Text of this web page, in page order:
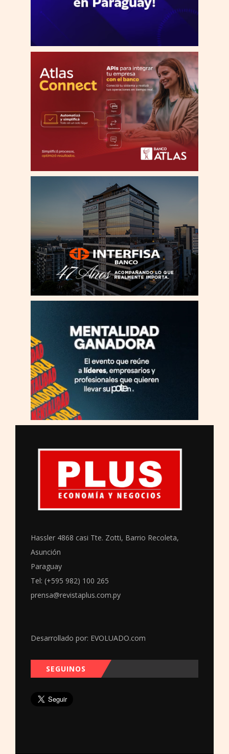
Hassler 4868 casi Tte. Zotti, Barrio Recoleta,
Asunción
Paraguay
Tel: (+595 982) 100 265
prensa@revistaplus.com.py
Desarrollado por: EVOLUADO.com
SEGUINOS